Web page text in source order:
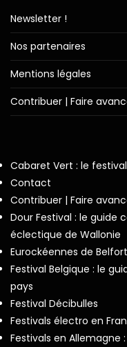
Newsletter !
Nos partenaires
Mentions légales
Contribuer | Faire
Cabaret Vert : le
Contact
Contribuer | Faire
Dour Festival : le guide
éclectique de Wallonie
Eurockéennes de
Festival Belgique : le
pays
Festival Décibulles
Festivals électro en
Festivals en Allemagne